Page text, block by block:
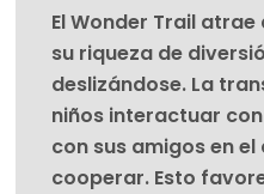
El Wonder Trail
su riqueza de
deslizándose. La
niños interactuar
con sus amigos en
cooperar. Esto